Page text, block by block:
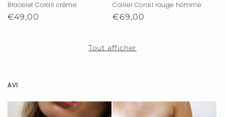
Bracelet Corail crème
Prix
€49,00
Collier Corail rouge homme
Prix
€69,00
Tout afficher
AVI